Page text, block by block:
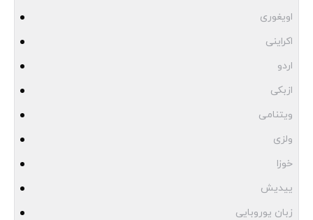
اویغوری
اکراینی
اردو
ازبکی
ویتنامی
ولزی
خوزا
ییدیش
زبان یوروبایی